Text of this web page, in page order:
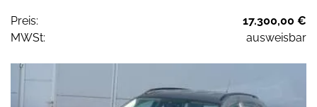
Preis:
17.300,00 €
MWSt:
ausweisbar